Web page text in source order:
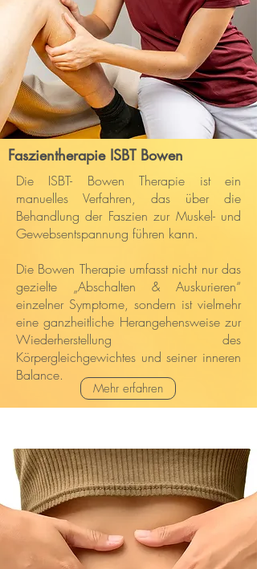
Faszientherapie ISBT Bowen
Die ISBT- Bowen Therapie ist ein
manuelles Verfahren, das über die
Behandlung der Faszien zur Muskel- und
Gewebsentspannung führen kann.
Die Bowen Therapie umfasst nicht nur das
gezielte „Abschalten & Auskurieren“
einzelner Symptome, sondern ist vielmehr
eine ganzheitliche Herangehensweise zur
Wiederherstellung des
Körpergleichgewichtes und seiner inneren
Balance.
Mehr erfahren